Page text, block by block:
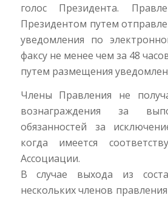
голос Президента.
Президентом путем
уведомления по
факсу не менее чем за 48
путем размещения
Члены Правления не
вознаграждения за
обязанностей за
когда имеется
Ассоциации.
В случае выхода из
нескольких членов